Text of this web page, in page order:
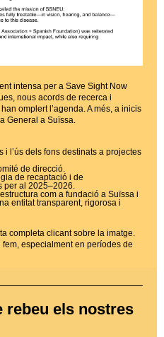
intensa per a Save Sight Now
nous acords de recerca i
omplert l’agenda. A més, a inicis
General a Suïssa.
i l’ús dels fons destinats a projectes
de direcció.
de recaptació i de
per al 2025–2026.
com a fundació a Suïssa i
entitat transparent, rigorosa i
completa clicant sobre la imatge.
especialment en períodes de
rebeu els nostres